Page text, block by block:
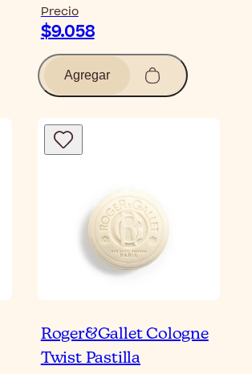
Precio
$9.058
Agregar
Roger&Gallet Cologne
Twist Pastilla